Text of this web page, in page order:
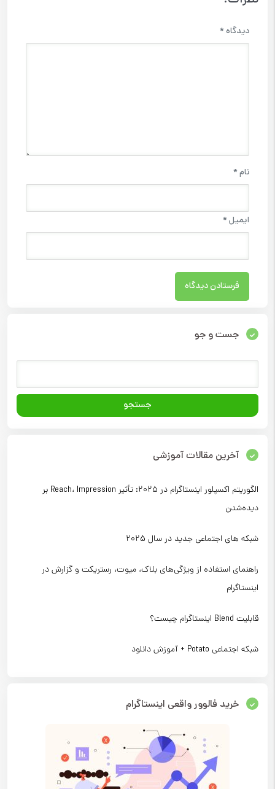
دیدگاه*
نام*
ایمیل*
جست و جو
آخرین مقالات آموزشی
الگوریتم اکسپلور اینستاگرام در ۲۰۲۵: تأثیر Reach، Impression بر
دیده‌شدن
شبکه های اجتماعی جدید در سال 2025
راهنمای استفاده از ویژگی‌های بلاک، میوت، رستریکت و گزارش در
اینستاگرام
قابلیت Blend اینستاگرام چیست؟
شبکه اجتماعی Potato + آموزش دانلود
خرید فالوور واقعی اینستاگرام